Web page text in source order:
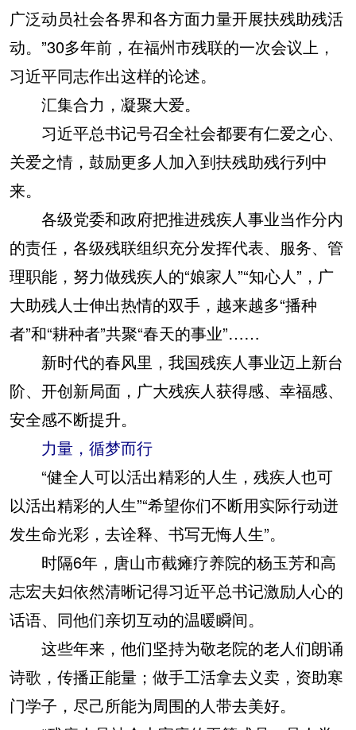
广泛动员社会各界和各方面力量开展扶残助残活
动。”30多年前，在福州市残联的一次会议上，
习近平同志作出这样的论述。
汇集合力，凝聚大爱。
习近平总书记号召全社会都要有仁爱之心、
关爱之情，鼓励更多人加入到扶残助残行列中
来。
各级党委和政府把推进残疾人事业当作分内
的责任，各级残联组织充分发挥代表、服务、管
理职能，努力做残疾人的“娘家人”“知心人”，广
大助残人士伸出热情的双手，越来越多“播种
者”和“耕种者”共聚“春天的事业”……
新时代的春风里，我国残疾人事业迈上新台
阶、开创新局面，广大残疾人获得感、幸福感、
安全感不断提升。
力量，循梦而行
“健全人可以活出精彩的人生，残疾人也可
以活出精彩的人生”“希望你们不断用实际行动迸
发生命光彩，去诠释、书写无悔人生”。
时隔6年，唐山市截瘫疗养院的杨玉芳和高
志宏夫妇依然清晰记得习近平总书记激励人心的
话语、同他们亲切互动的温暖瞬间。
这些年来，他们坚持为敬老院的老人们朗诵
诗歌，传播正能量；做手工活拿去义卖，资助寒
门学子，尽己所能为周围的人带去美好。